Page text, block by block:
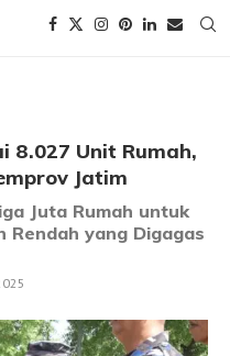
8.027 Unit Rumah,
Jatim
Juta Rumah untuk
Rendah yang Digagas